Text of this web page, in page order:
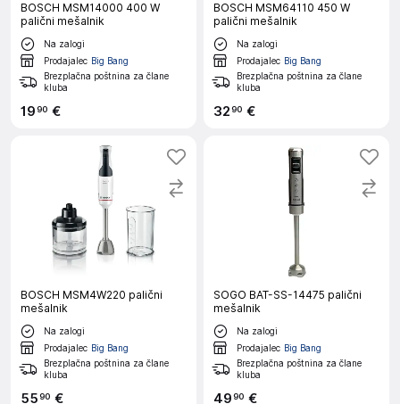
BOSCH MSM14000 400 W
palični mešalnik
Na zalogi
Prodajalec Big Bang
Brezplačna poštnina za člane
kluba
1990 €
BOSCH MSM64110 450 W
palični mešalnik
Na zalogi
Prodajalec Big Bang
Brezplačna poštnina za člane
kluba
3290 €
BOSCH MSM4W220 palični
mešalnik
Na zalogi
Prodajalec Big Bang
Brezplačna poštnina za člane
kluba
5590 €
SOGO BAT-SS-14475 palični
mešalnik
Na zalogi
Prodajalec Big Bang
Brezplačna poštnina za člane
kluba
4990 €